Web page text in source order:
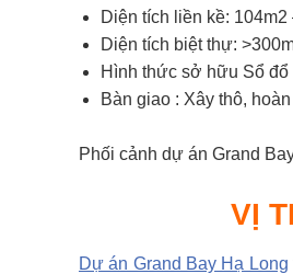
Diện tích liền kề: 104m2
Diện tích biệt thự:
Hình thức sở hữu Sổ đổ
Bàn giao : Xây thô,
Phối cảnh dự án Grand
VỊ
Dự án Grand Bay Hạ Long